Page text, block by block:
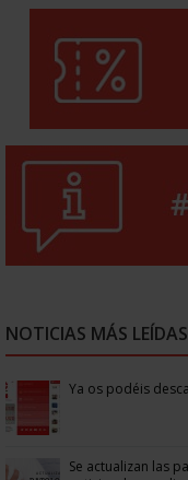
NOTICIAS MÁS LEÍDAS
Ya os podéis
Se actualizan las